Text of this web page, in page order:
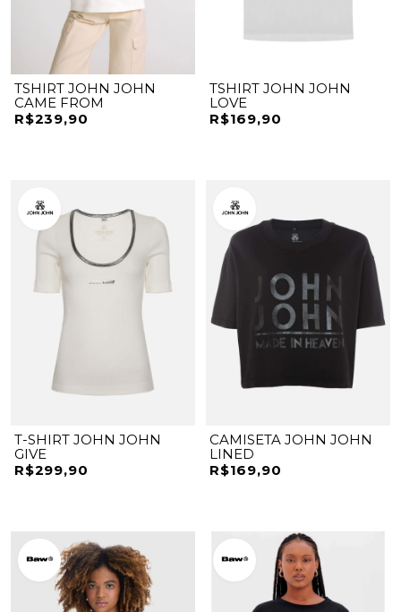
TSHIRT JOHN JOHN
CAME FROM
R$239,90
TSHIRT JOHN JOHN
LOVE
R$169,90
T-SHIRT JOHN JOHN
GIVE
R$299,90
CAMISETA JOHN JOHN
LINED
R$169,90